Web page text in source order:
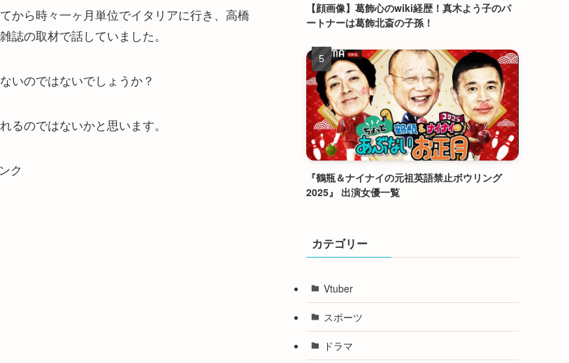
から時々一ヶ月単位でイタリアに行き、高橋
の取材で話していました。
いのではないでしょうか？
るのではないかと思います。
ク
【顔画像】葛飾心のwiki経歴！真木よう子のパ
ートナーは葛飾北斎の子孫！
『鶴瓶＆ナイナイの元祖英語禁止ボウリング
2025』 出演女優一覧
カテゴリー
Vtuber
スポーツ
ドラマ